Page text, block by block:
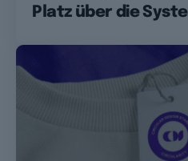
Platz über die